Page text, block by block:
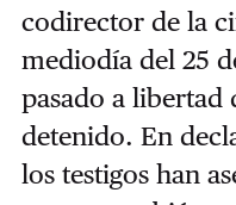
codirector de la
mediodía del 25
pasado a libertad
detenido. En
los testigos han